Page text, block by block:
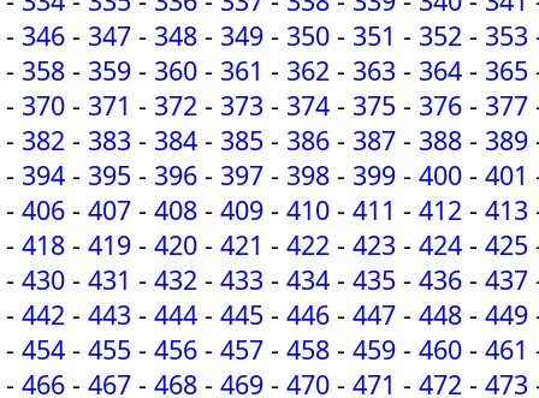
- 346 - 347 - 348 - 349 - 350 - 351 - 352 - 353
- 358 - 359 - 360 - 361 - 362 - 363 - 364 - 365
- 370 - 371 - 372 - 373 - 374 - 375 - 376 - 377
- 382 - 383 - 384 - 385 - 386 - 387 - 388 - 389
- 394 - 395 - 396 - 397 - 398 - 399 - 400 - 401
- 406 - 407 - 408 - 409 - 410 - 411 - 412 - 413
- 418 - 419 - 420 - 421 - 422 - 423 - 424 - 425
- 430 - 431 - 432 - 433 - 434 - 435 - 436 - 437
- 442 - 443 - 444 - 445 - 446 - 447 - 448 - 449
- 454 - 455 - 456 - 457 - 458 - 459 - 460 - 461
- 466 - 467 - 468 - 469 - 470 - 471 - 472 - 473